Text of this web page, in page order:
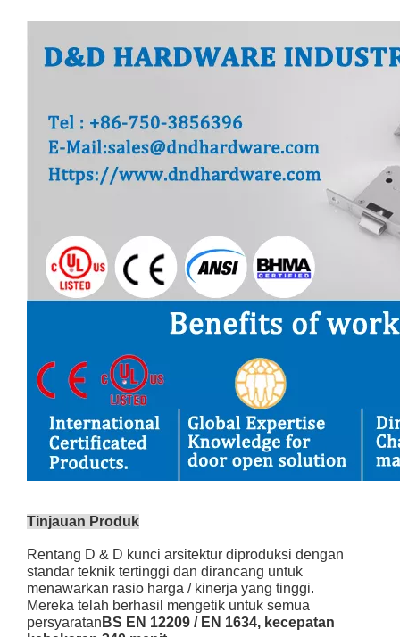
Tinjauan Produk
Rentang D & D kunci arsitektur diproduksi dengan
standar teknik tertinggi dan dirancang untuk
menawarkan rasio harga / kinerja yang tinggi.
Mereka telah berhasil mengetik untuk semua
persyaratan BS EN 12209 / EN 1634, kecepatan